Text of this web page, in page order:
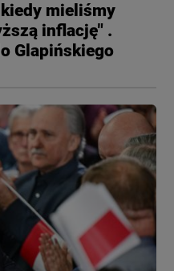
mieliśmy
inflację" .
Glapińskiego